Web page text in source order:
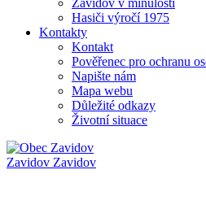
Zavidov v minulosti
Hasiči výročí 1975
Kontakty
Kontakt
Pověřenec pro ochranu
Napište nám
Mapa webu
Důležité odkazy
Životní situace
Zavidov Zavidov